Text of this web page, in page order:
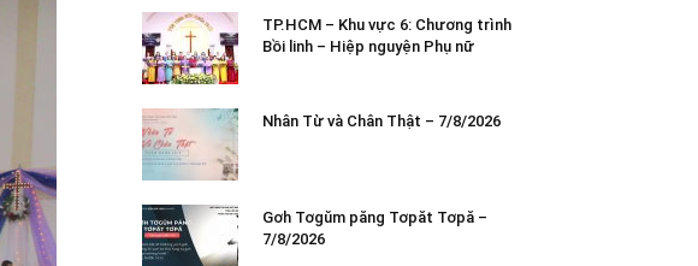
TP.HCM – Khu vực 6: Chương trình
Bồi linh – Hiệp nguyện Phụ nữ
Nhân Từ và Chân Thật – 7/8/2026
Gơh Tơgŭm păng Tơpăt Tơpă –
7/8/2026